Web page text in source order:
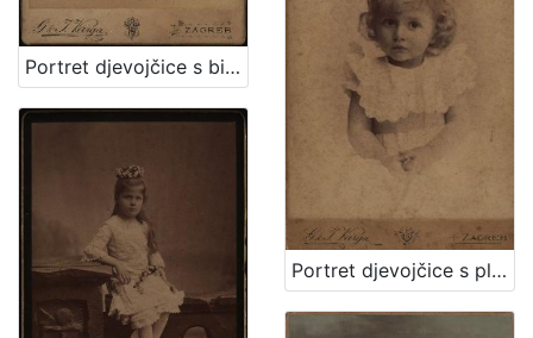
Portret djevojčice s bijelom kapom / G. & I.Varga
Portret djevojčice s plavim uvojcima / G.&I. Varga